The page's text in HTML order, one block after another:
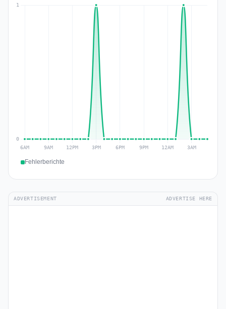
Fehlerberichte
ADVERTISEMENT ADVERTISE HERE